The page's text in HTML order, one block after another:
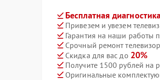
Бесплатная диагностика
Привезем и увезем
Гарантия на наши работы
Срочный ремонт
Скидка для вас до 20%
Получите 1500 рублей на
Оригинальные